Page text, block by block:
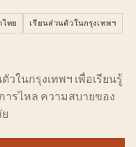
ทย เรียนส่วนตัวในกรุงเทพฯ
ในกรุงเทพฯ เพื่อเรียนรู้
ารไหล ความสบายของ